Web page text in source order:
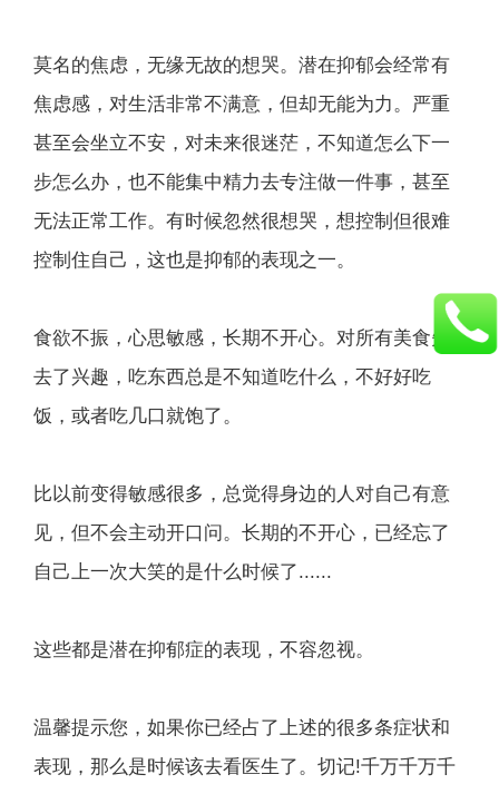
莫名的焦虑，无缘无故的想哭。潜在抑郁会经常有
焦虑感，对生活非常不满意，但却无能为力。严重
甚至会坐立不安，对未来很迷茫，不知道怎么下一
步怎么办，也不能集中精力去专注做一件事，甚至
无法正常工作。有时候忽然很想哭，想控制但很难
控制住自己，这也是抑郁的表现之一。
食欲不振，心思敏感，长期不开心。对所有美食失
去了兴趣，吃东西总是不知道吃什么，不好好吃
饭，或者吃几口就饱了。
比以前变得敏感很多，总觉得身边的人对自己有意
见，但不会主动开口问。长期的不开心，已经忘了
自己上一次大笑的是什么时候了......
这些都是潜在抑郁症的表现，不容忽视。
温馨提示您，如果你已经占了上述的很多条症状和
表现，那么是时候该去看医生了。切记!千万千万千